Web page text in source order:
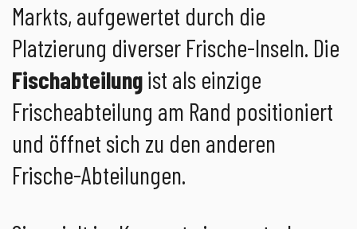
Markts, aufgewertet durch die
Platzierung diverser Frische-Inseln. Die
Fischabteilungist als einzige
Frischeabteilung am Rand positioniert
und öffnet sich zu den anderen
Frische-Abteilungen.